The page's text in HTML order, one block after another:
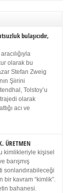
bulaşıcıdır,
olarak bu
Stefan Zweig
Şiirini
Tolstoy’u
olarak
acı ve
ÜRETMEN
kimlikleriyle kişisel
barışmış
sonlandırabileceği
bir kavram “kimlik”.
bahanesi.